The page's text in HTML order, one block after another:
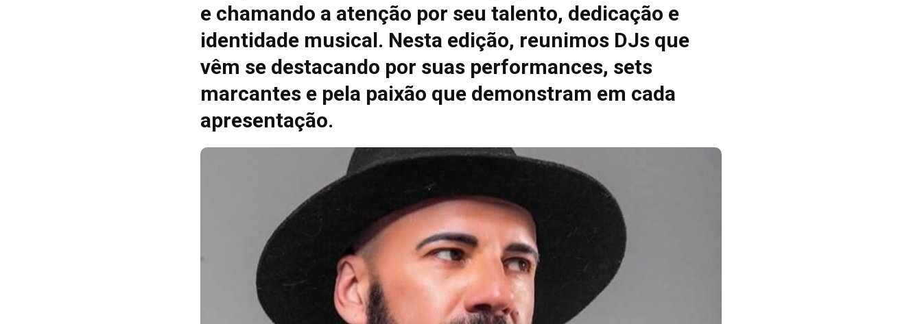
e chamando a atenção por seu talento, dedicação e
identidade musical. Nesta edição, reunimos DJs que
vêm se destacando por suas performances, sets
marcantes e pela paixão que demonstram em cada
apresentação.